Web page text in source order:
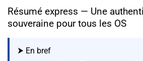
Résumé express — Une
souveraine pour tous les OS
⮞ En bref